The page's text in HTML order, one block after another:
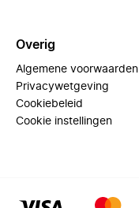
Overig
Algemene voorwaarden
Privacywetgeving
Cookiebeleid
Cookie instellingen